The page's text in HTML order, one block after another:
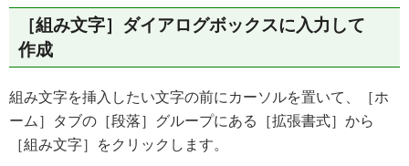
［組み文字］ダイアログボックスに入力して
作成
組み文字を挿入したい文字の前にカーソルを置いて、［ホ
ーム］タブの［段落］グループにある［拡張書式］から
［組み文字］をクリックします。